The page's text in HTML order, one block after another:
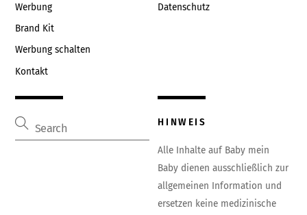
Werbung
Brand Kit
Werbung schalten
Kontakt
Datenschutz
HINWEIS
Alle Inhalte auf Baby mein
Baby dienen ausschließlich zur
allgemeinen Information und
ersetzen keine medizinische